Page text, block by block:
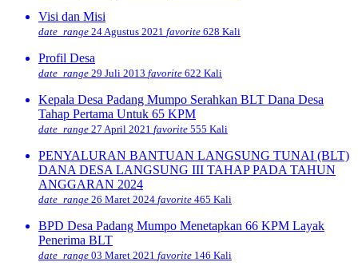
Visi dan Misi
date_range 24 Agustus 2021 favorite 628 Kali
Profil Desa
date_range 29 Juli 2013 favorite 622 Kali
Kepala Desa Padang Mumpo Serahkan BLT Dana Desa
Tahap Pertama Untuk 65 KPM
date_range 27 April 2021 favorite 555 Kali
PENYALURAN BANTUAN LANGSUNG TUNAI (BLT)
DANA DESA LANGSUNG III TAHAP PADA TAHUN
ANGGARAN 2024
date_range 26 Maret 2024 favorite 465 Kali
BPD Desa Padang Mumpo Menetapkan 66 KPM Layak
Penerima BLT
date_range 03 Maret 2021 favorite 146 Kali